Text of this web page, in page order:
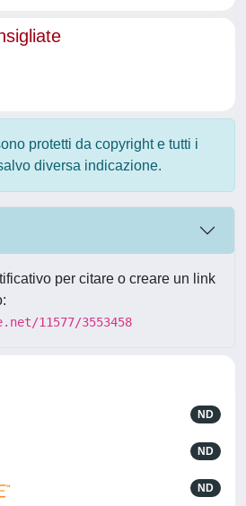
protetti da copyright e tutti i
diversa indicazione.
per citare o creare un link
11577/3553458
ND
ND
ND